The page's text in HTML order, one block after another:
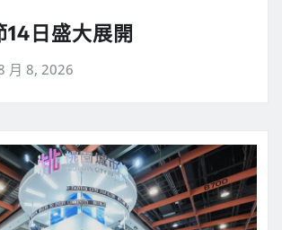
14日盛大展開
月 8, 2026